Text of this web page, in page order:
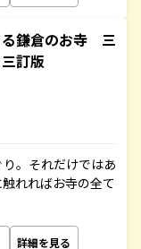
鎌倉のお寺 三
訂版
。それだけではあ
れればお寺の全て
詳細を見る